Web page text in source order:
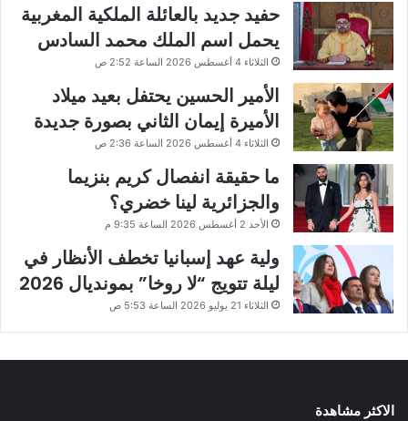
حفيد جديد بالعائلة الملكية المغربية
يحمل اسم الملك محمد السادس
الثلاثاء 4 أغسطس 2026 الساعة 2:52 ص
الأمير الحسين يحتفل بعيد ميلاد
الأميرة إيمان الثاني بصورة جديدة
الثلاثاء 4 أغسطس 2026 الساعة 2:36 ص
ما حقيقة انفصال كريم بنزيما
والجزائرية لينا خضري؟
الأحد 2 أغسطس 2026 الساعة 9:35 م
ولية عهد إسبانيا تخطف الأنظار في
ليلة تتويج “لا روخا” بمونديال 2026
الثلاثاء 21 يوليو 2026 الساعة 5:53 ص
الاكثر مشاهدة